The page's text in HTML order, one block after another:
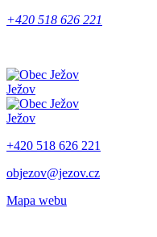
+420 518 626 221
Ježov
Ježov
+420 518 626 221
objezov@jezov.cz
Mapa webu